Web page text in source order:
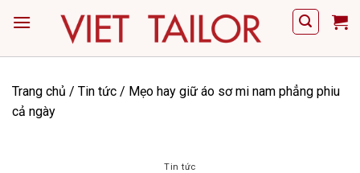
Trang chủ / Tin tức / Mẹo hay giữ áo sơ mi nam phẳng phiu
cả ngày
Tin tức